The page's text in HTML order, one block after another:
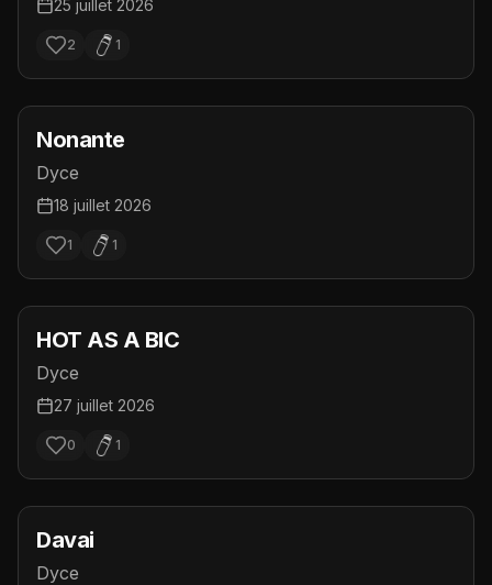
25 juillet 2026
2 1
Nonante
Dyce
18 juillet 2026
1 1
HOT AS A BIC
Dyce
27 juillet 2026
0 1
Davai
Dyce